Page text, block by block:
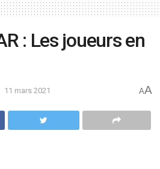
: Les joueurs en
11 mars 2021 AA